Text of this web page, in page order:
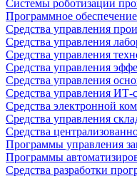
Системы роботизации
Программное
Средства управления
Средства управления
Средства управления
Средства управления
Средства управления
Средства управления
Средства электронной
Средства управления
Средства
Программы управления
Программы
Средства разработки